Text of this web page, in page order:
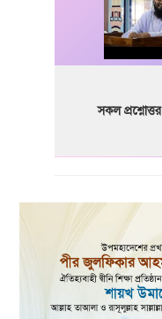
সকল প্রশ্নোত্তর